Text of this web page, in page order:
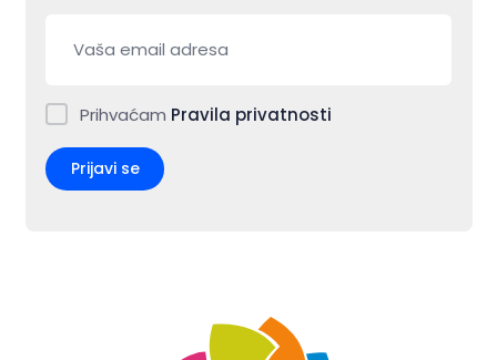
Prihvaćam Pravila privatnosti
Prijavi se